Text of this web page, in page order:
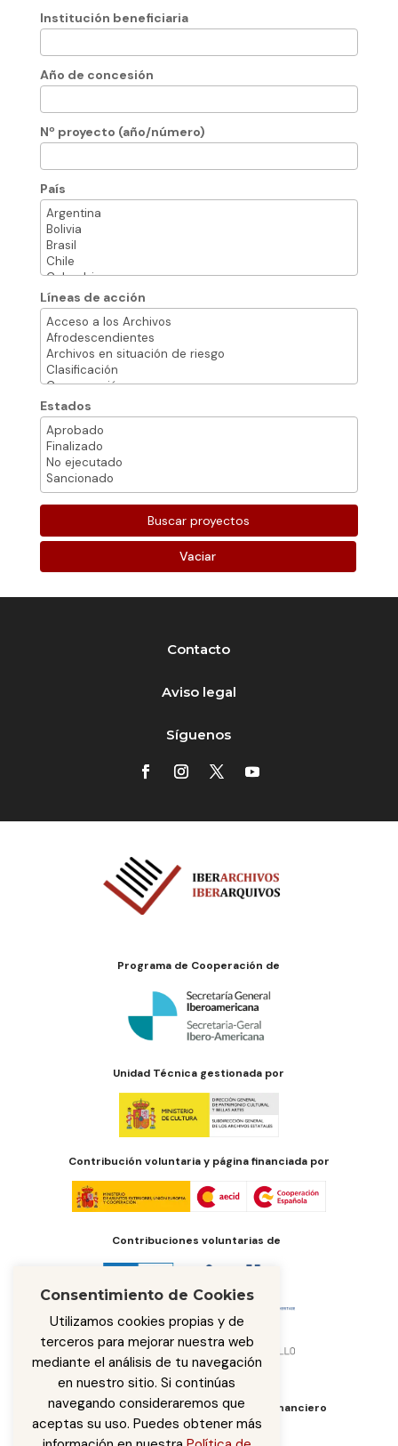
Institución beneficiaria
Año de concesión
Nº proyecto (año/número)
País
Líneas de acción
Estados
Vaciar
Contacto
Aviso legal
Síguenos
Programa de Cooperación de
Unidad Técnica gestionada por
Contribución voluntaria y página financiada por
Contribuciones voluntarias de
Órgano de administración del fondo financiero
Consentimiento de Cookies
Utilizamos cookies propias y de
terceros para mejorar nuestra web
mediante el análisis de tu navegación
en nuestro sitio. Si continúas
navegando consideraremos que
aceptas su uso. Puedes obtener más